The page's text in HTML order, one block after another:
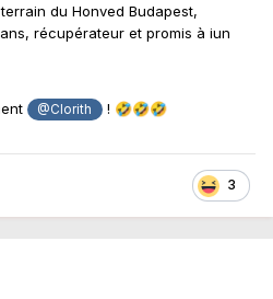
du Honved Budapest,
récupérateur et promis à iun
@Clorith ! 🤣🤣🤣
3